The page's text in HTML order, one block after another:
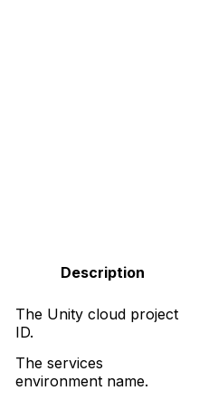
Description
The Unity cloud project
ID.
The services
environment name.